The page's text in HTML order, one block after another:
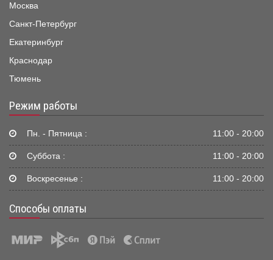
Москва
Санкт-Петербург
Екатеринбург
Краснодар
Тюмень
Режим работы
Пн. - Пятница : 11:00 - 20:00
Суббота : 11:00 - 20:00
Воскресенье : 11:00 - 20:00
Способы оплаты